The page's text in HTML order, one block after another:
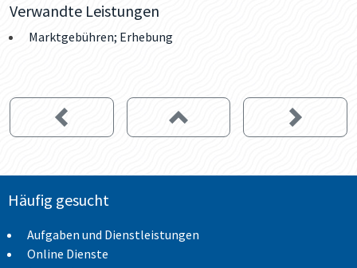
Verwandte Leistungen
Marktgebühren; Erhebung
Häufig gesucht
Aufgaben und Dienstleistungen
Online Dienste